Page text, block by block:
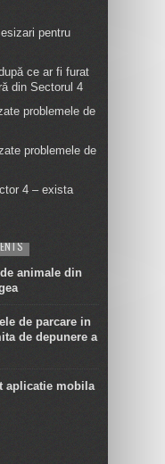
pentru
ce ar fi furat
din Sectorul 4
problemele de
problemele de
4 – exista
animale din
de parcare in
de depunere a
aplicatie mobila